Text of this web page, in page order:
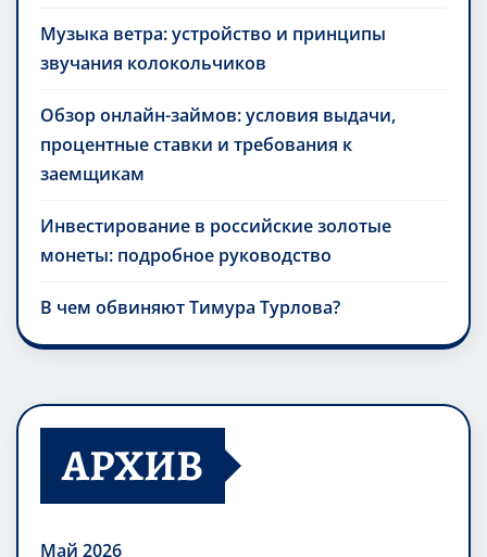
Музыка ветра: устройство и принципы
звучания колокольчиков
Обзор онлайн-займов: условия выдачи,
процентные ставки и требования к
заемщикам
Инвестирование в российские золотые
монеты: подробное руководство
В чем обвиняют Тимура Турлова?
АРХИВ
Май 2026